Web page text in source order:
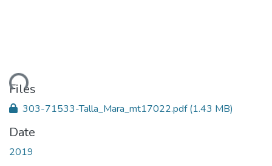
Files
303-71533-Talla_Mara_mt17022.pdf(1.43 MB)
Date
2019